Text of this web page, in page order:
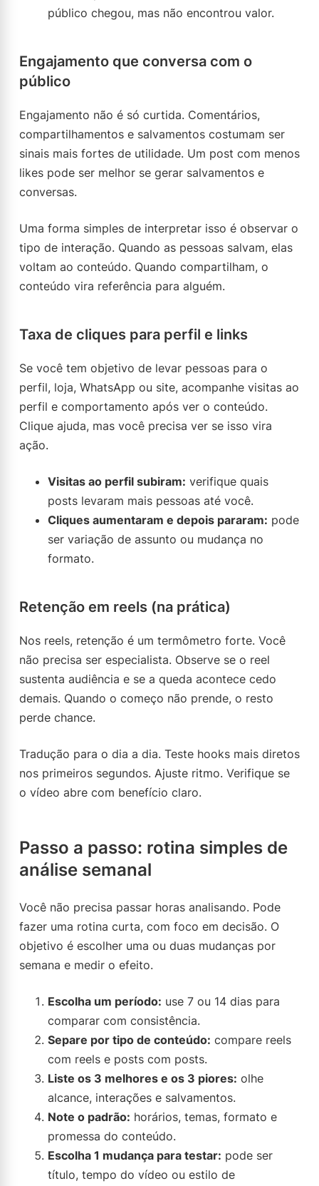
público chegou, mas não encontrou valor.
Engajamento que conversa com o
público
Engajamento não é só curtida. Comentários,
compartilhamentos e salvamentos costumam ser
sinais mais fortes de utilidade. Um post com menos
likes pode ser melhor se gerar salvamentos e
conversas.
Uma forma simples de interpretar isso é observar o
tipo de interação. Quando as pessoas salvam, elas
voltam ao conteúdo. Quando compartilham, o
conteúdo vira referência para alguém.
Taxa de cliques para perfil e links
Se você tem objetivo de levar pessoas para o
perfil, loja, WhatsApp ou site, acompanhe visitas ao
perfil e comportamento após ver o conteúdo.
Clique ajuda, mas você precisa ver se isso vira
ação.
Visitas ao perfil subiram: verifique quais
posts levaram mais pessoas até você.
Cliques aumentaram e depois pararam: pode
ser variação de assunto ou mudança no
formato.
Retenção em reels (na prática)
Nos reels, retenção é um termômetro forte. Você
não precisa ser especialista. Observe se o reel
sustenta audiência e se a queda acontece cedo
demais. Quando o começo não prende, o resto
perde chance.
Tradução para o dia a dia. Teste hooks mais diretos
nos primeiros segundos. Ajuste ritmo. Verifique se
o vídeo abre com benefício claro.
Passo a passo: rotina simples de
análise semanal
Você não precisa passar horas analisando. Pode
fazer uma rotina curta, com foco em decisão. O
objetivo é escolher uma ou duas mudanças por
semana e medir o efeito.
Escolha um período: use 7 ou 14 dias para
comparar com consistência.
Separe por tipo de conteúdo: compare reels
com reels e posts com posts.
Liste os 3 melhores e os 3 piores: olhe
alcance, interações e salvamentos.
Note o padrão: horários, temas, formato e
promessa do conteúdo.
Escolha 1 mudança para testar: pode ser
título, tempo do vídeo ou estilo de